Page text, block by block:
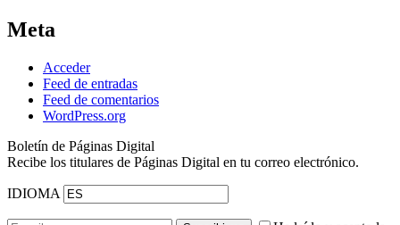
Meta
Acceder
Feed de entradas
Feed de comentarios
WordPress.org
Boletín de Páginas Digital
Recibe los titulares de Páginas Digital en tu correo electrónico.
IDIOMA